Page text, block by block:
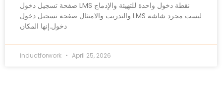
صفحة تسجيل دخول LMS نقطة دخول واحدة للتهيئة والإدماج
والتدريب والامتثال صفحة تسجيل دخول LMS ليست مجرد شاشة
دخول.إنها المكان
inductforwork April 25, 2026